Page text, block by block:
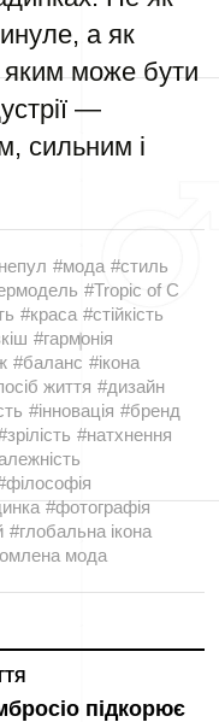
а як
яким може бути
—
сильним і
#мода #стиль
#Tropic of C
#краса #стійкість
#гармонія
#баланс #ікона
життя #дизайн
#інновація #бренд
#натхнення
#фотографія
#глобальна ікона
мода
підкорює